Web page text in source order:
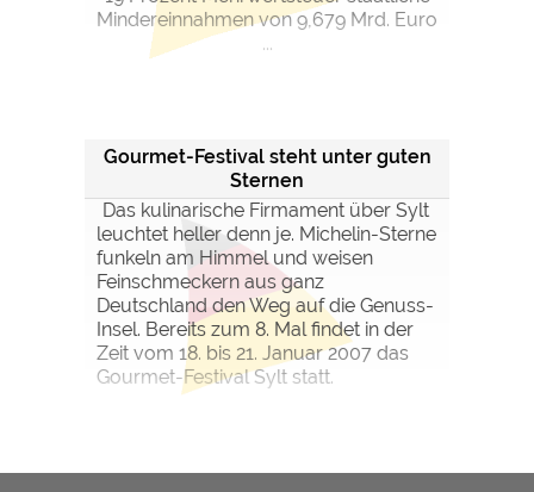
Mindereinnahmen von 9,679 Mrd. Euro
...
Gourmet-Festival steht unter guten
Sternen
Das kulinarische Firmament über Sylt
leuchtet heller denn je. Michelin-Sterne
funkeln am Himmel und weisen
Feinschmeckern aus ganz
Deutschland den Weg auf die Genuss-
Insel. Bereits zum 8. Mal findet in der
Zeit vom 18. bis 21. Januar 2007 das
Gourmet-Festival Sylt statt.